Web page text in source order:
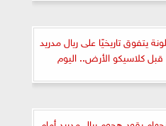
يتفوق تاريخيًا على ريال مدريد
قبل كلاسيكو الأرض.. اليوم